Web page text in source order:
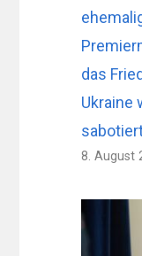
das
Ukraine
8. August